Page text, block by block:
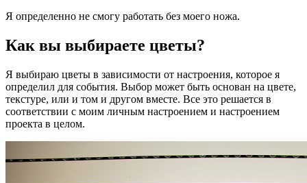
Я определенно не смогу работать без моего ножа.
Как вы выбираете цветы?
Я выбираю цветы в зависимости от настроения, которое я
определил для события. Выбор может быть основан на цвете,
текстуре, или и том и другом вместе. Все это решается в
соответствии с моим личным настроением и настроением
проекта в целом.